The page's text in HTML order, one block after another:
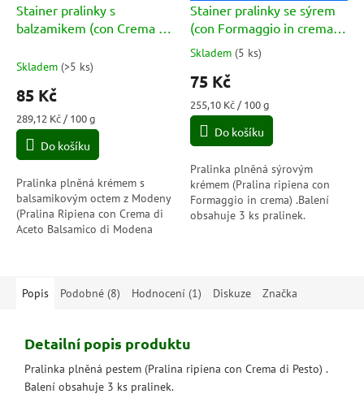
Stainer pralinky s
balzamikem (con Crema di
Skladem (>5 ks)
85 Kč
Měrná
cena:
289,12 Kč / 100 g
Do košíku
Pralinka plněná krémem s
balsamikovým octem z Modeny
(Pralina Ripiena con Crema di
Aceto Balsamico di Modena
Stainer pralinky se sýrem
(con Formaggio in crema)
3ks 29,4g
Průměrné
produktu
je
5,0
5
hvězdiček.
Skladem (5 ks)
75 Kč
Měrná
cena:
255,10 Kč / 100 g
Do košíku
Pralinka plněná sýrovým
krémem (Pralina ripiena con
Formaggio in crema) .Balení
obsahuje 3 ks pralinek.
Popis Podobné (8) Hodnocení (1) Diskuze Značka
Detailní popis produktu
Pralinka plněná pestem (Pralina ripiena con Crema di Pesto) .
Balení obsahuje 3 ks pralinek.